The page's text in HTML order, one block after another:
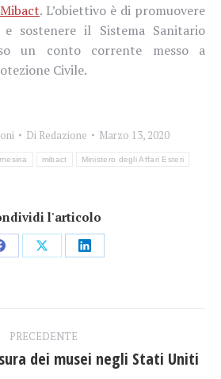
. L’obiettivo è di promuovere
sostenere il Sistema Sanitario
un conto corrente messo a
Civile.
Di Redazione
Marzo 13, 2020
mibact Ministero degli Affari Esteri
l'articolo
CondividiCondividi
PRECEDENTE
Post
dei musei negli Stati Uniti